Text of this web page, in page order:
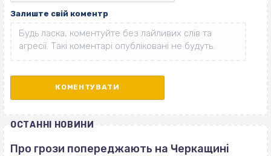
Залиште свій коментр
ОСТАННІ НОВИНИ
Про грози попереджають на Черкащині